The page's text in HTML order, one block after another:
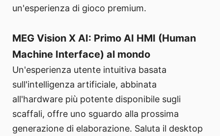
un'esperienza di gioco premium.
MEG Vision X AI: Primo AI HMI (Human
Machine Interface) al mondo
Un'esperienza utente intuitiva basata
sull'intelligenza artificiale, abbinata
all'hardware più potente disponibile sugli
scaffali, offre uno sguardo alla prossima
generazione di elaborazione. Saluta il desktop